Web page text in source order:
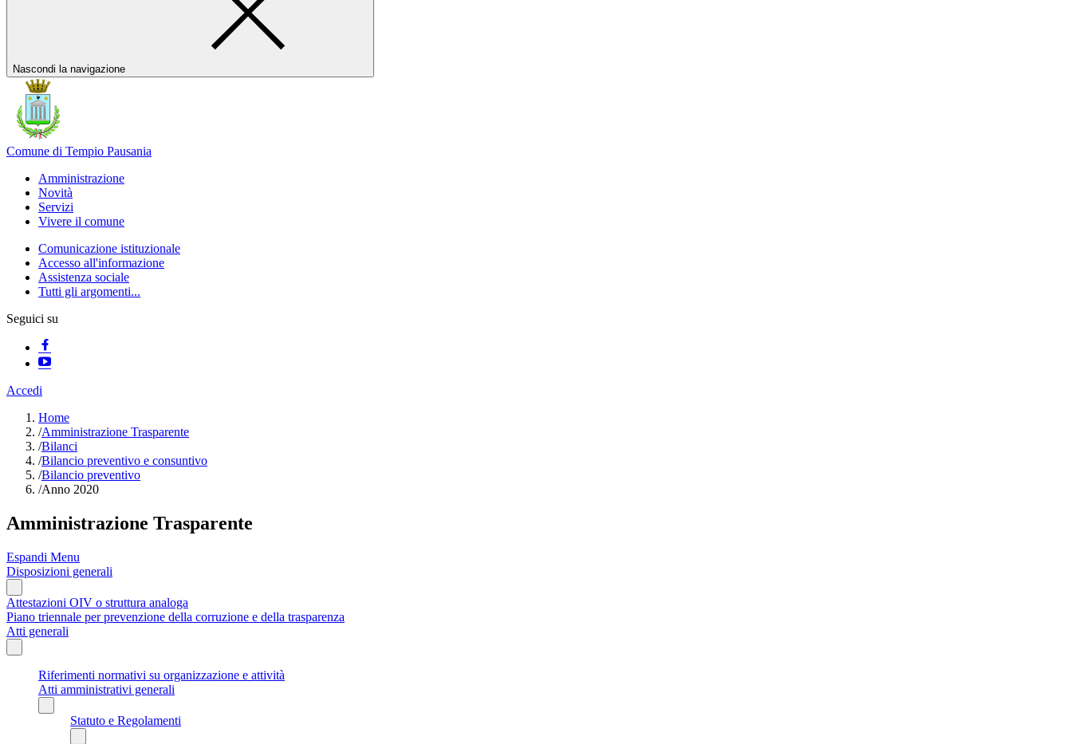
Nascondi la navigazione
Comune di Tempio Pausania
Amministrazione
Novità
Servizi
Vivere il comune
Comunicazione istituzionale
Accesso all'informazione
Assistenza sociale
Tutti gli argomenti...
Seguici su
Accedi
Home
/Amministrazione Trasparente
/Bilanci
/Bilancio preventivo e consuntivo
/Bilancio preventivo
/Anno 2020
Amministrazione Trasparente
Espandi Menu
Disposizioni generali
Attestazioni OIV o struttura analoga
Piano triennale per prevenzione della corruzione e della trasparenza
Atti generali
Riferimenti normativi su organizzazione e attività
Atti amministrativi generali
Statuto e Regolamenti